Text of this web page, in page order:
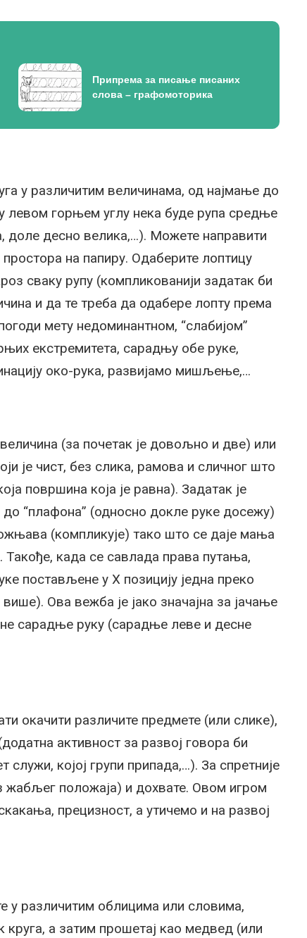
Припрема за писање писаних
слова – графомоторика
у различитим величинама, од најмање до
левом горњем углу нека буде рупа средње
доле десно велика,…). Можете направити
на папиру. Одаберите лоптицу
сваку рупу (компликованији задатак би
и да те треба да одабере лопту према
мету недоминантном, “слабијом”
екстремитета, сарадњу обе руке,
око-рука, развијамо мишљење,…
(за почетак је довољно и две) или
је чист, без слика, рамова и сличног што
површина која је равна). Задатак је
“плафона” (односно докле руке досежу)
(компликује) тако што се даје мања
када се савлада права путања,
постављене у X позицију једна преко
Ова вежба је јако значајна за јачање
сарадње руку (сарадње леве и десне
окачити различите предмете (или слике),
активност за развој говора би
којој групи припада,…). За спретније
жабљег положаја) и дохвате. Овом игром
прецизност, а утичемо и на развој
у различитим облицима или словима,
круга, а затим прошетај као медвед (или